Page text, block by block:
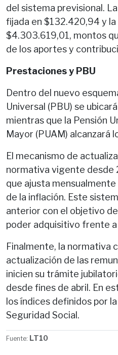
del sistema previsional.
fijada en $132.420,94 y la
$4.303.619,01, montos
de los aportes y
Prestaciones y PBU
Dentro del nuevo
Universal (PBU) se
mientras que la Pensión
Mayor (PUAM) alcanzará
El mecanismo de
normativa vigente desde
que ajusta
de la inflación. Este
anterior con el objetivo
poder adquisitivo frente a
Finalmente, la normativa
actualización de las
inicien su trámite
desde fines de abril. En
los índices definidos por
Seguridad Social.
Fuente: LT10